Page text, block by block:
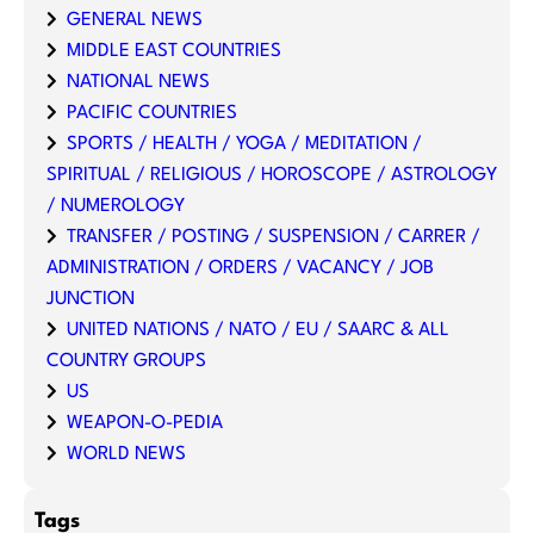
GENERAL NEWS
MIDDLE EAST COUNTRIES
NATIONAL NEWS
PACIFIC COUNTRIES
SPORTS / HEALTH / YOGA / MEDITATION /
SPIRITUAL / RELIGIOUS / HOROSCOPE / ASTROLOGY
/ NUMEROLOGY
TRANSFER / POSTING / SUSPENSION / CARRER /
ADMINISTRATION / ORDERS / VACANCY / JOB
JUNCTION
UNITED NATIONS / NATO / EU / SAARC & ALL
COUNTRY GROUPS
US
WEAPON-O-PEDIA
WORLD NEWS
Tags